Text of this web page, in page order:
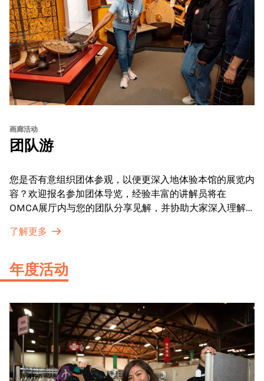
画廊活动
团队游
您是否有意组织团体参观，以便更深入地体验本馆的展览内
容？欢迎报名参加团体导览，经验丰富的讲解员将在
OMCA展厅内与您的团队分享见解，并协助大家深入理解
了解更多
年度活动